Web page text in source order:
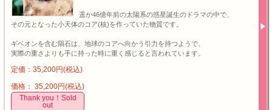
遥か46億年前の太陽系の惑星誕生のドラマの中で、
その元となった小天体のコア(核)を作っていた物質です。
ギベオンを含む隕石は、地球のコアへ向かう引力を持つようで、
実際の重さよりも手に持った時に重く感じると言われています。
定価：35,200円(税込)
価格： 35,200円(税込)
Thank you！Sold
out